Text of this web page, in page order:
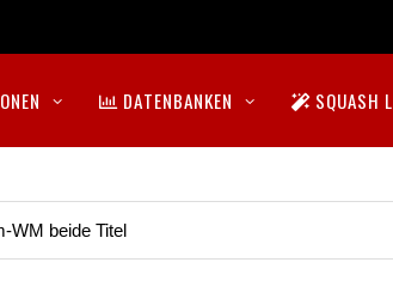
DATENBANKEN SQUASH
WM beide Titel